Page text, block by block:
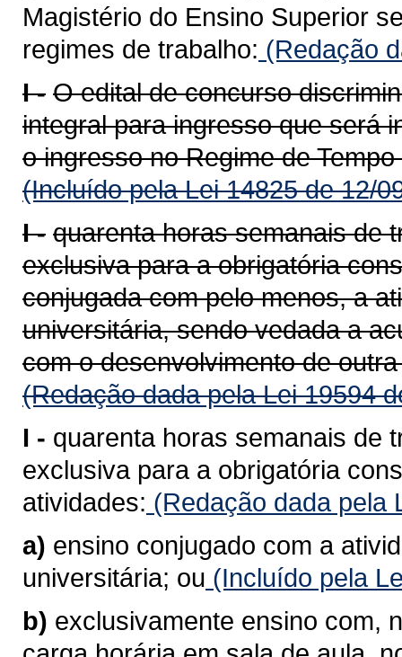
Magistério do Ensino Superior
regimes de trabalho: (Redação
I - O edital de concurso
integral para ingresso que será
o ingresso no Regime de
(Incluído pela Lei 14825 de 12/
I - quarenta horas semanais de
exclusiva para a obrigatória
conjugada com pelo menos, a
universitária, sendo vedada a
com o desenvolvimento de
(Redação dada pela Lei 19594
I - quarenta horas semanais de
exclusiva para a obrigatória
atividades: (Redação dada pela
a) ensino conjugado com a
universitária; ou (Incluído pela
b) exclusivamente ensino com,